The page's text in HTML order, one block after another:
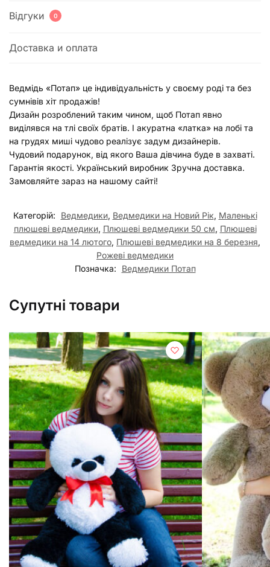
Відгуки 0
Доставка и оплата
Ведмідь «Потап» це індивідуальність у своєму роді та без
сумнівів хіт продажів!
Дизайн розроблений таким чином, щоб Потап явно
виділявся на тлі своїх братів. І акуратна «латка» на лобі та
на грудях миші чудово реалізує задум дизайнерів.
Чудовий подарунок, від якого Ваша дівчина буде в захваті.
Гарантія якості. Український виробник Зручна доставка.
Замовляйте зараз на нашому сайті!
Категорій: Ведмедики, Ведмедики на Новий Рік, Маленькі
плюшеві ведмедики, Плюшеві ведмедики 50 см, Плюшеві
ведмедики на 14 лютого, Плюшеві ведмедики на 8 березня,
Рожеві ведмедики
Позначка:
Ведмедики Потап
Супутні товари